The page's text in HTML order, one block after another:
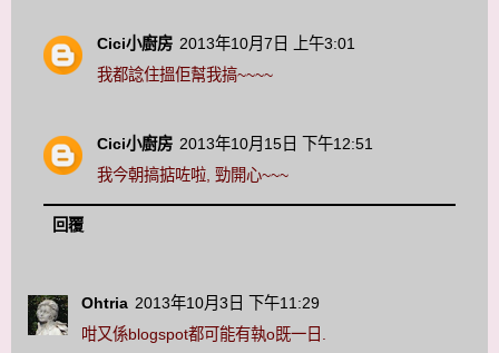
Cici小廚房 2013年10月7日 上午3:01
我都諗住搵佢幫我搞~~~~
Cici小廚房 2013年10月15日 下午12:51
我今朝搞掂咗啦, 勁開心~~~
回覆
Ohtria 2013年10月3日 下午11:29
咁又係blogspot都可能有執o既一日.